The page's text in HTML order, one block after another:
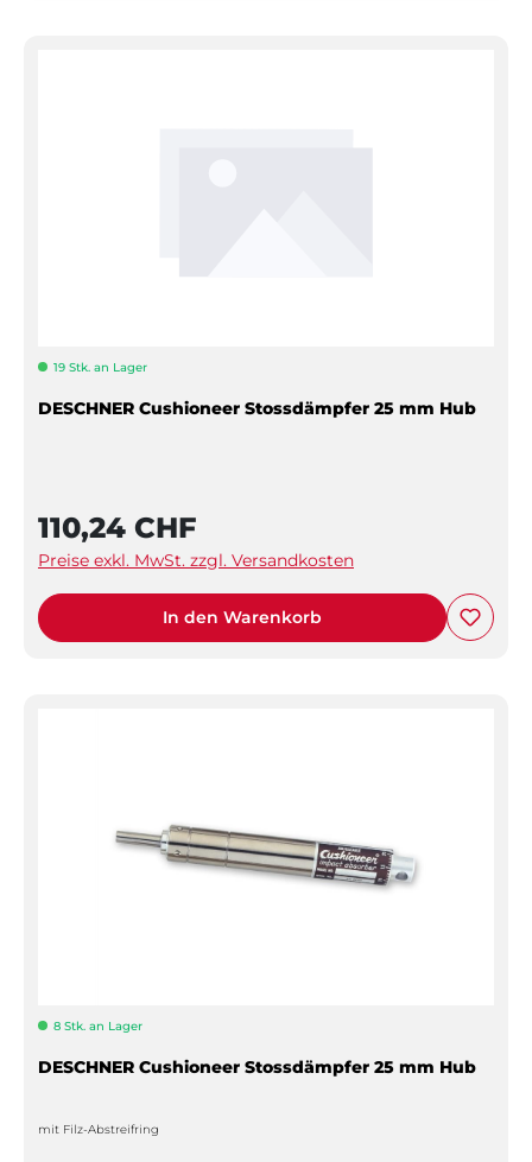
19 Stk. an Lager
DESCHNER Cushioneer Stossdämpfer 25 mm Hub
110,24 CHF
Preise exkl. MwSt. zzgl. Versandkosten
In den Warenkorb
8 Stk. an Lager
DESCHNER Cushioneer Stossdämpfer 25 mm Hub
mit Filz-Abstreifring